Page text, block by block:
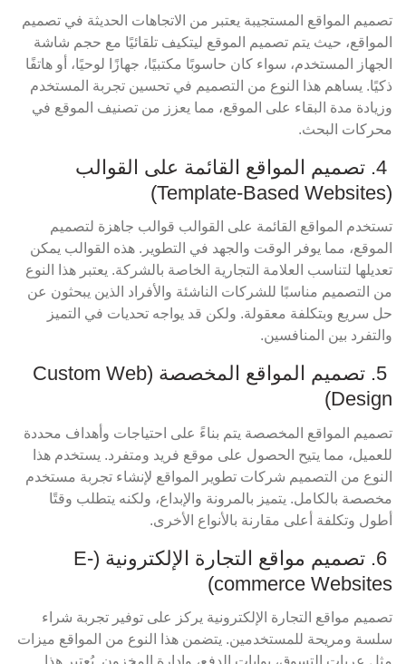
تصميم المواقع المستجيبة يعتبر من الاتجاهات الحديثة في تصميم
المواقع، حيث يتم تصميم الموقع ليتكيف تلقائيًا مع حجم شاشة
الجهاز المستخدم، سواء كان حاسوبًا مكتبيًا، جهازًا لوحيًا، أو هاتفًا
ذكيًا. يساهم هذا النوع من التصميم في تحسين تجربة المستخدم
وزيادة مدة البقاء على الموقع، مما يعزز من تصنيف الموقع في
محركات البحث.
4. تصميم المواقع القائمة على القوالب
(Template-Based Websites)
تستخدم المواقع القائمة على القوالب قوالب جاهزة لتصميم
الموقع، مما يوفر الوقت والجهد في التطوير. هذه القوالب يمكن
تعديلها لتناسب العلامة التجارية الخاصة بالشركة. يعتبر هذا النوع
من التصميم مناسبًا للشركات الناشئة والأفراد الذين يبحثون عن
حل سريع وبتكلفة معقولة. ولكن قد يواجه تحديات في التميز
والتفرد بين المنافسين.
5. تصميم المواقع المخصصة (Custom Web
Design)
تصميم المواقع المخصصة يتم بناءً على احتياجات وأهداف محددة
للعميل، مما يتيح الحصول على موقع فريد ومتفرد. يستخدم هذا
النوع من التصميم شركات تطوير المواقع لإنشاء تجربة مستخدم
مخصصة بالكامل. يتميز بالمرونة والإبداع، ولكنه يتطلب وقتًا
أطول وتكلفة أعلى مقارنة بالأنواع الأخرى.
6. تصميم مواقع التجارة الإلكترونية (E-
commerce Websites)
تصميم مواقع التجارة الإلكترونية يركز على توفير تجربة شراء
سلسة ومريحة للمستخدمين. يتضمن هذا النوع من المواقع ميزات
مثل عربات التسوق، بوابات الدفع، وإدارة المخزون. يُعتبر هذا